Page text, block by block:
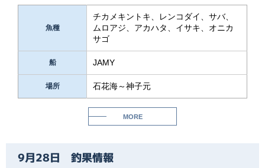
魚種
チカメキントキ、レンコダイ、サバ、
ムロアジ、アカハタ、イサキ、オニカ
サゴ
船 JAMY
場所 石花海～神子元
MORE
9月28日 釣果情報